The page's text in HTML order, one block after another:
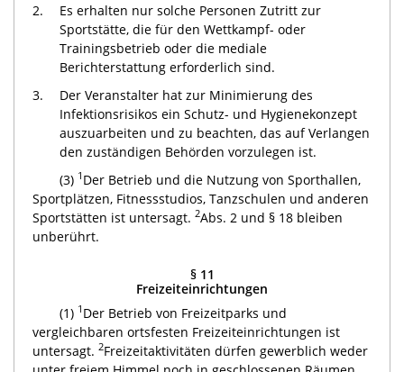
2.
Es erhalten nur solche Personen Zutritt zur
Sportstätte, die für den Wettkampf- oder
Trainingsbetrieb oder die mediale
Berichterstattung erforderlich sind.
3.
Der Veranstalter hat zur Minimierung des
Infektionsrisikos ein Schutz- und Hygienekonzept
auszuarbeiten und zu beachten, das auf Verlangen
den zuständigen Behörden vorzulegen ist.
(3) 1 Der Betrieb und die Nutzung von Sporthallen,
Sportplätzen, Fitnessstudios, Tanzschulen und anderen
Sportstätten ist untersagt. 2Abs. 2 und § 18 bleiben
unberührt.
§ 11
Freizeiteinrichtungen
(1) 1 Der Betrieb von Freizeitparks und
vergleichbaren ortsfesten Freizeiteinrichtungen ist
untersagt. 2Freizeitaktivitäten dürfen gewerblich weder